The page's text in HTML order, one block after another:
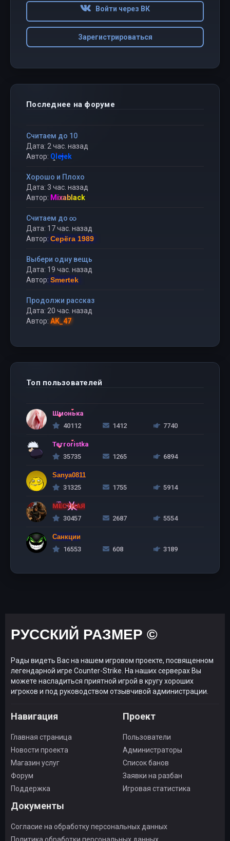
Войти через ВК
Зарегистрироваться
Последнее на форуме
Считаем до 10
Дата: 2 час. назад
Автор: Olejek
Хорошо и Плохо
Дата: 3 час. назад
Автор: Mixablack
Считаем до ∞
Дата: 17 час. назад
Автор: Серёга 1989
Выбери одну вещь
Дата: 19 час. назад
Автор: Smertek
Продолжи рассказ
Дата: 20 час. назад
Автор: AK_47
Топ пользователей
Шмонька
40112
1412 7740
Terroristka
35735
1265 6894
Sanya0811
31325
1755 5914
МЕСТНАЯ
30457
2687 5554
Санкции
16553
608 3189
РУССКИЙ РАЗМЕР ©
Рады видеть Вас на нашем игровом проекте, посвященном
легендарной игре Counter-Strike. На наших серверах Вы
можете насладиться приятной игрой в кругу хороших
игроков и под руководством отзывчивой администрации.
Навигация
Главная страница
Новости проекта
Магазин услуг
Форум
Поддержка
Проект
Пользователи
Администраторы
Список банов
Заявки на разбан
Игровая статистика
Документы
Согласие на обработку персональных данных